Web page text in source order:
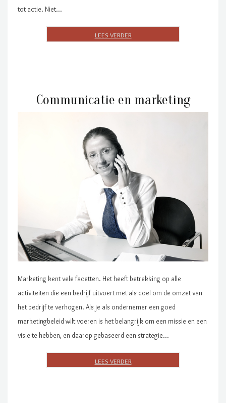
tot actie. Niet…
Communicatie en marketing
Marketing kent vele facetten. Het heeft betrekking op alle
activiteiten die een bedrijf uitvoert met als doel om de omzet van
het bedrijf te verhogen. Als je als ondernemer een goed
marketingbeleid wilt voeren is het belangrijk om een missie en een
visie te hebben, en daarop gebaseerd een strategie…